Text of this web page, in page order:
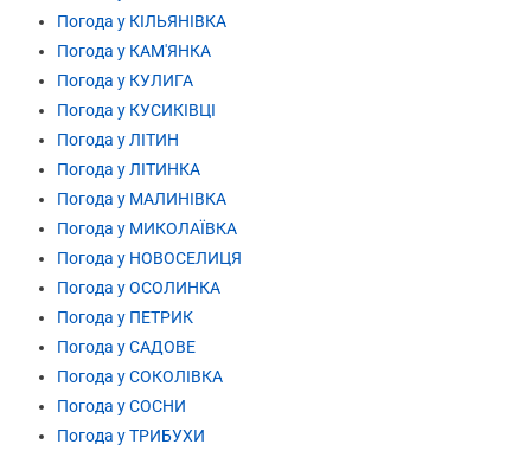
Погода у КІЛЬЯНІВКА
Погода у КАМ'ЯНКА
Погода у КУЛИГА
Погода у КУСИКІВЦІ
Погода у ЛІТИН
Погода у ЛІТИНКА
Погода у МАЛИНІВКА
Погода у МИКОЛАЇВКА
Погода у НОВОСЕЛИЦЯ
Погода у ОСОЛИНКА
Погода у ПЕТРИК
Погода у САДОВЕ
Погода у СОКОЛІВКА
Погода у СОСНИ
Погода у ТРИБУХИ